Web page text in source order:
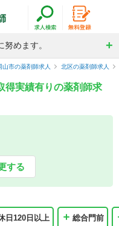
めます。
山市の薬剤師求人 北区の薬剤師求人
得実績有りの薬剤師求
する
日120日以上 総合門前